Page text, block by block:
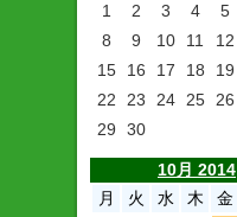
1
2 3 4 5
8
9 10 11 12
15
16 17 18 19
22
23 24 25 26
29
30
10月 2014
月
火 水 木 金